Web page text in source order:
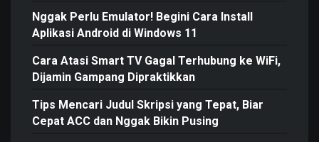
Nggak Perlu Emulator! Begini Cara Install
Aplikasi Android di Windows 11
Cara Atasi Smart TV Gagal Terhubung ke WiFi,
Dijamin Gampang Dipraktikkan
Tips Mencari Judul Skripsi yang Tepat, Biar
Cepat ACC dan Nggak Bikin Pusing